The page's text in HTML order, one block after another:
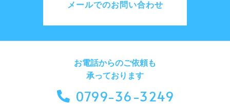
メールでのお問い合わせ
お電話からのご依頼も
承っております
0799-36-3249